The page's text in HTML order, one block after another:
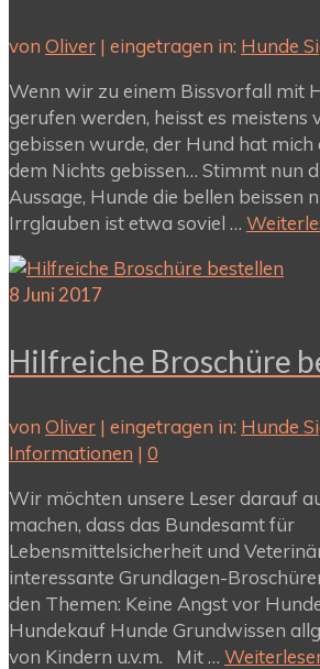
von Oliver | eingetragen in: Hunde
Wenn wir zu einem Bissvorfall mit
gerufen werden, heisst es meistens
gebissen wurde, der Hund hat mich
dem Nichts gebissen… Stimmt nun
Aussage, Hunde die bellen beissen
Irrglauben ist etwa soviel …
8Juni 2017
Hilfreiche Broschüre
von Oliver | eingetragen in: Hunde
Informationen | 0
Wir möchten unsere Leser darauf
machen, dass das Bundesamt für
Lebensmittelsicherheit und
interessante Grundlagen-
den Themen: Keine Angst vor
Hundekauf Hunde Grundwissen
von Kindern u.v.m. Mit …